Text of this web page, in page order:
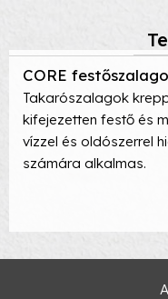
CORE
Takarószalagok
kifejezetten festő és
vízzel és oldószerrel
számára alkalmas.